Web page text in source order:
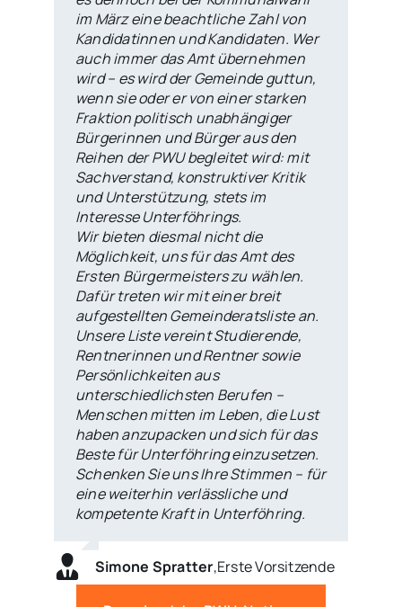
im März eine beachtliche Zahl von
Kandidatinnen und Kandidaten. Wer
auch immer das Amt übernehmen
wird – es wird der Gemeinde guttun,
wenn sie oder er von einer starken
Fraktion politisch unabhängiger
Bürgerinnen und Bürger aus den
Reihen der PWU begleitet wird: mit
Sachverstand, konstruktiver Kritik
und Unterstützung, stets im
Interesse Unterföhrings.
Wir bieten diesmal nicht die
Möglichkeit, uns für das Amt des
Ersten Bürgermeisters zu wählen.
Dafür treten wir mit einer breit
aufgestellten Gemeinderatsliste an.
Unsere Liste vereint Studierende,
Rentnerinnen und Rentner sowie
Persönlichkeiten aus
unterschiedlichsten Berufen –
Menschen mitten im Leben, die Lust
haben anzupacken und sich für das
Beste für Unterföhring einzusetzen.
Schenken Sie uns Ihre Stimmen – für
eine weiterhin verlässliche und
kompetente Kraft in Unterföhring.
Simone Spratter,Erste Vorsitzende